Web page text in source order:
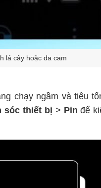
lá cây hoặc da cam
chạy ngầm và tiêu
sóc thiết bị > Pin để